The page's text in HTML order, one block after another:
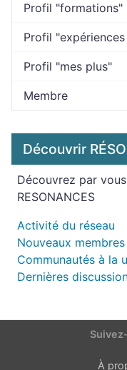
Profil "formations"
Profil
Profil "mes plus"
Membre
Découvrir
Découvrez par
RESONANCES
Activité du réseau
Nouveaux membres
Communautés à la
Dernières
À